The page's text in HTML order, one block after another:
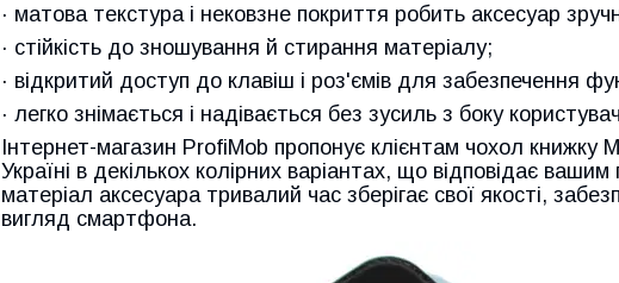
· матова текстура і нековзне покриття робить аксесуар
· стійкість до зношування й стирання матеріалу;
· відкритий доступ до клавіш і роз'ємів для забезпечення
· легко знімається і надівається без зусиль з боку
Інтернет-магазин ProfiMob пропонує клієнтам чохол книжку
Україні в декількох колірних варіантах, що відповідає
матеріал аксесуара тривалий час зберігає свої якості,
вигляд смартфона.